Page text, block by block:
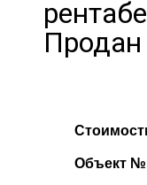
Продан
Объект